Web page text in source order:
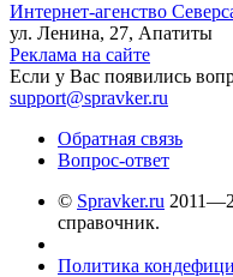
Интернет-агенство
ул. Ленина, 27, Апатиты
Реклама на сайте
Если у Вас появились
support@spravker.ru
Обратная связь
Вопрос-ответ
© Spravker.ru
справочник.
Политика